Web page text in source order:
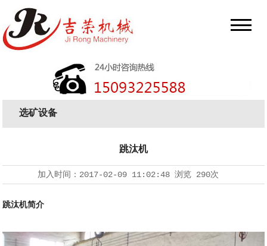
选矿设备
跳汰机
加入时间： 2017-02-09 11:02:48浏览 290次
跳汰机简介